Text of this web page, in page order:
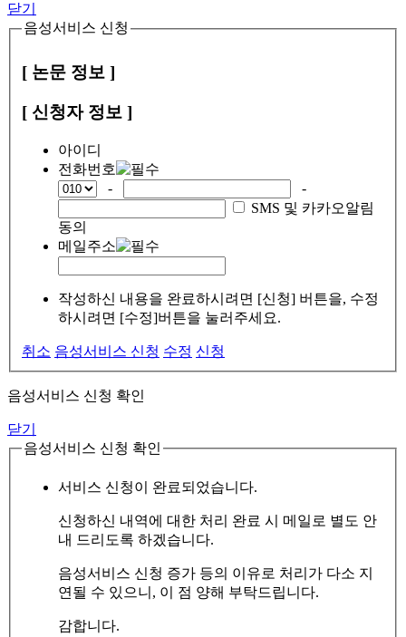
닫기
음성서비스 신청
[ 논문 정보 ]
[ 신청자 정보 ]
아이디
전화번호
-
-
SMS 및 카카오알림
동의
메일주소
작성하신 내용을 완료하시려면 [신청] 버튼을, 수정
하시려면 [수정]버튼을 눌러주세요.
취소 음성서비스 신청 수정 신청
음성서비스 신청 확인
닫기
음성서비스 신청 확인
서비스 신청이 완료되었습니다.
신청하신 내역에 대한 처리 완료 시 메일로 별도 안
내 드리도록 하겠습니다.
음성서비스 신청 증가 등의 이유로 처리가 다소 지
연될 수 있으니, 이 점 양해 부탁드립니다.
감합니다.